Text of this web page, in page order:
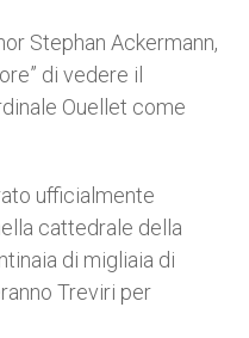
Stephan Ackermann,
di vedere il
Ouellet come
ufficialmente
cattedrale della
di migliaia di
Treviri per